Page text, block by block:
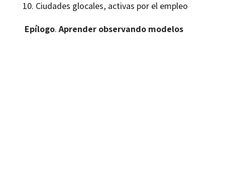
Ciudades glocales, activas por el empleo
Epílogo. Aprender observando modelos